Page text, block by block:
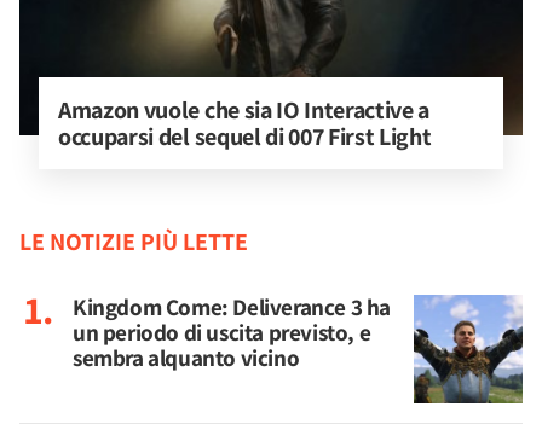
Amazon vuole che sia IO Interactive a
occuparsi del sequel di 007 First Light
LE NOTIZIE PIÙ LETTE
Kingdom Come: Deliverance 3 ha
un periodo di uscita previsto, e
sembra alquanto vicino